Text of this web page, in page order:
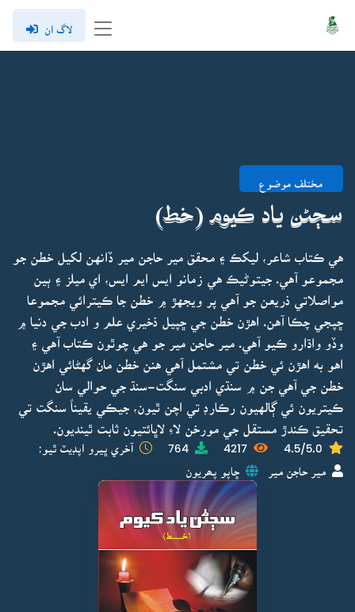
لاگ ان
مختلف موضوع
سڄڻن ياد ڪيوم (خط)
هي ڪتاب شاعر، ليکڪ ۽ محقق مير حاجن مير ڏانهن لکيل خطن جو
مجموعو آهي. جيتوڻيڪ هي زمانو ايس ايم ايس، اي ميلز ۽ ٻين
مواصلاتي ذريعن جو آهي پر ويجهڙ ۾ خطن جا ڪيترائي مجموعا
ڇپجي چڪا آهن. اهڙن خطن جي ڇپيل ذخيري علم و ادب جي دنيا ۾
وڏو واڌارو ڪيو آهي. مير حاجن مير جو هي چوٿون ڪتاب آهي ۽
اهو به اهڙن ئي خطن تي مشتمل آهي هنن خطن مان گهڻائي اهڙن
خطن جي آهي جن ۾ سنڌي ادبي سنگت-سنڌ جي حوالي سان
ڪيتريون ئي ڳالهيون رڪارڊ تي اچن ٿيون، جيڪي يقيناً سنگت تي
تحقيق ڪندڙ مستقل جي مورخن لاءِ لاڀائتيون ثابت ٿينديون.
4.5/5.0
4217
764 آخري ڀيرو اپڊيٽ ٿيو:
مير حاجن مير ڇاپو پھريون